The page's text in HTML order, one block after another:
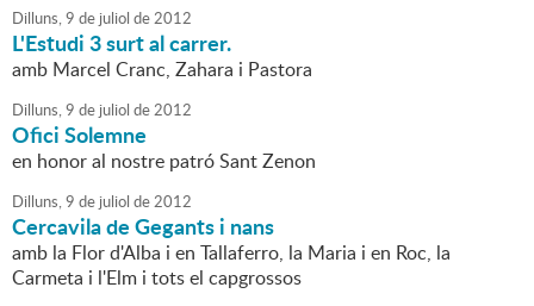
Dilluns,9 de juliol de2012
L'Estudi 3 surt al carrer.
amb Marcel Cranc, Zahara i Pastora
Dilluns,9 de juliol de2012
Ofici Solemne
en honor al nostre patró Sant Zenon
Dilluns,9 de juliol de2012
Cercavila de Gegants i nans
amb la Flor d'Alba i en Tallaferro, la Maria i en Roc, la
Carmeta i l'Elm i tots el capgrossos